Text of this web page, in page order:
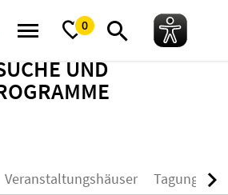
0
Locationsuche & Rahmenprogramme
UND
Veranstaltungshäuser